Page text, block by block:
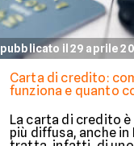
pubblicato il 29 aprile
Carta di credito:
funziona e quanto
La carta di credito è
più diffusa, anche in